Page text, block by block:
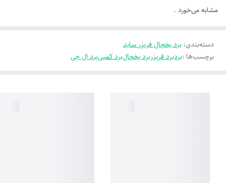
مشابه می‌خورد .
دسته‌بندی: برد یخچال فریزر ساید
برچسب‌ها :بردبرد فریزربرد یخچالبرد کمبیبرد ال جی